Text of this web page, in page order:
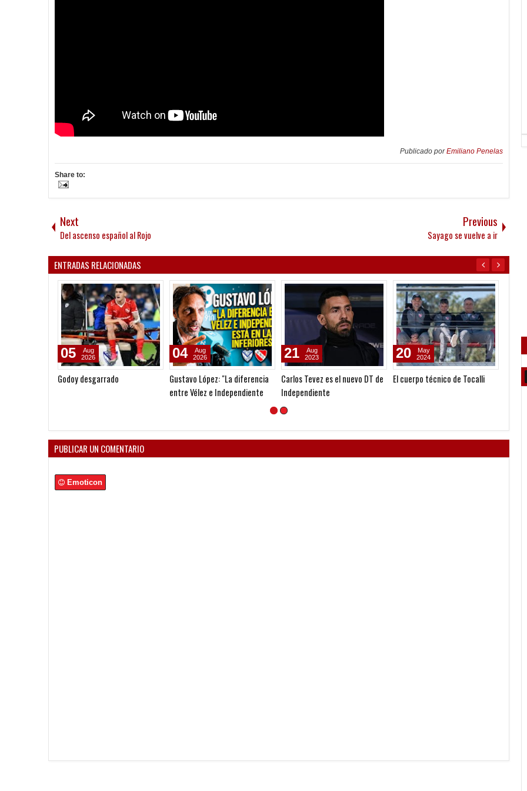
Publicado porEmiliano Penelas
Share to:
Next
Del ascenso español al Rojo
Previous
Sayago se vuelve a ir
ENTRADAS RELACIONADAS
Godoy desgarrado
05
Aug
2026
Gustavo López: "La diferencia
entre Vélez e Independiente
04
Aug
2026
Carlos Tevez es el nuevo DT de
Independiente
21
Aug
2023
El cuerpo técnico de Tocalli
20
May
2024
05
PUBLICAR UN COMENTARIO
Emoticon